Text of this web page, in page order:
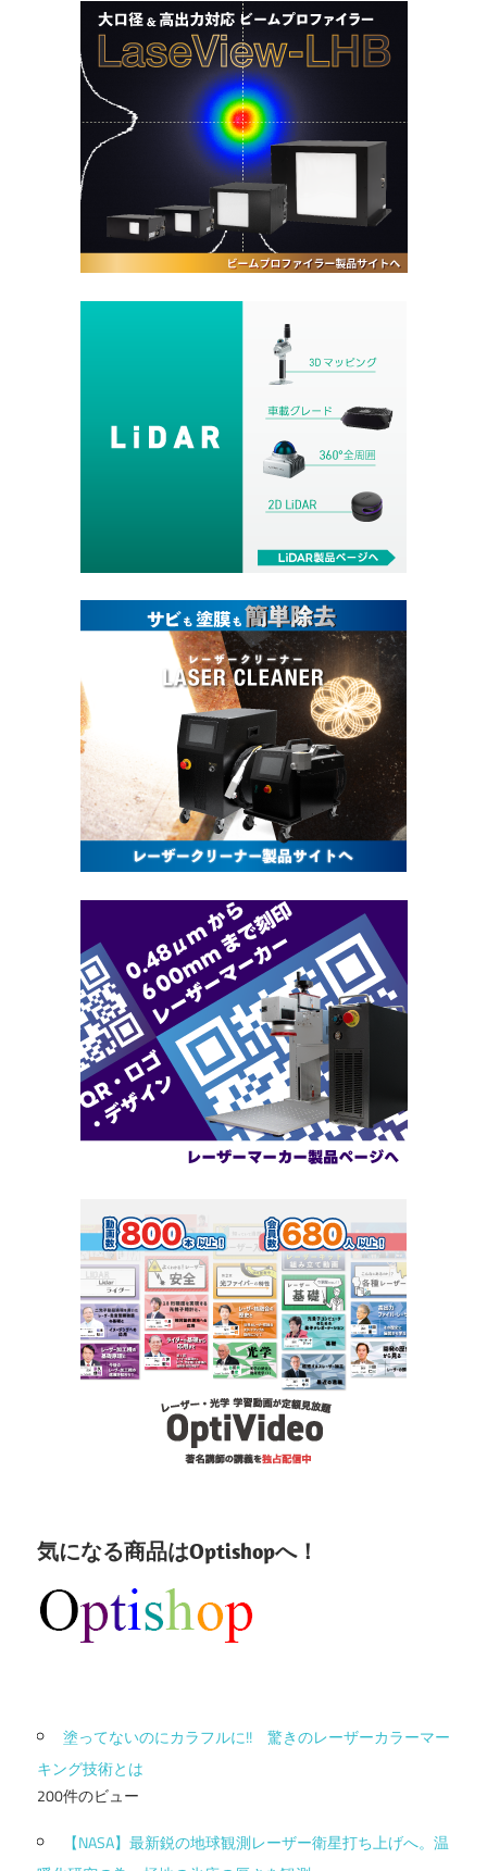
気になる商品はOptishopへ！
塗ってないのにカラフルに!! 驚きのレーザーカラーマー
キング技術とは
200件のビュー
【NASA】最新鋭の地球観測レーザー衛星打ち上げへ。温